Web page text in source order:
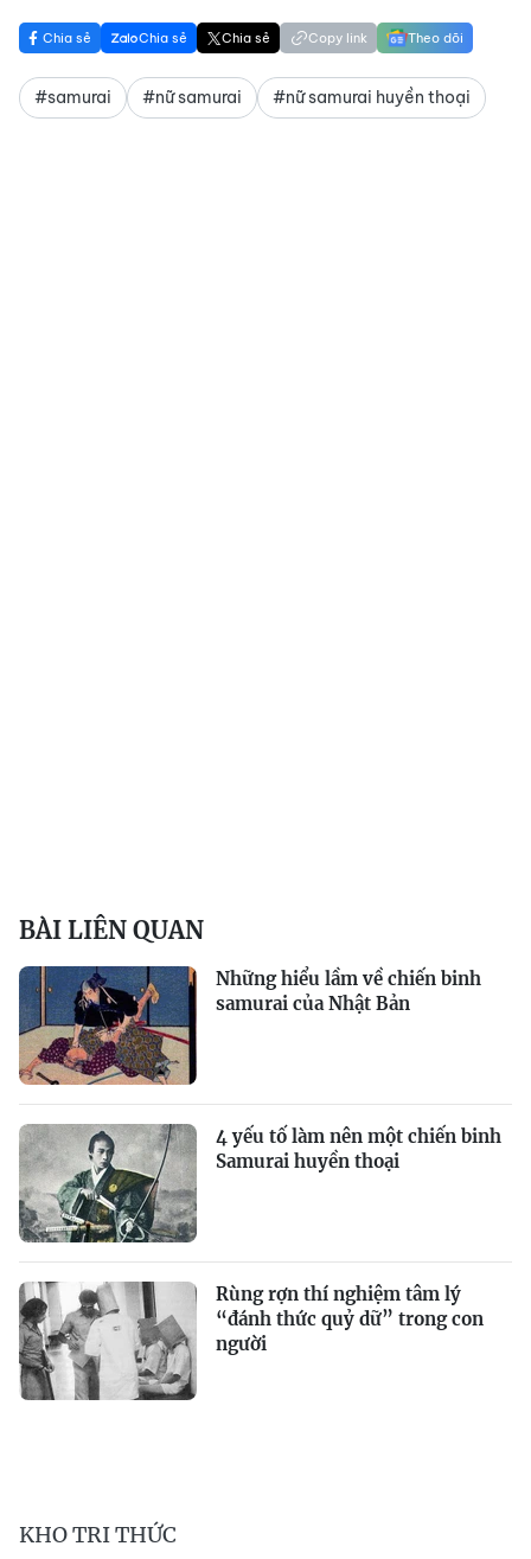
Chia sẻ Chia sẻ Chia sẻ Copy link Theo dõi
#samurai #nữ samurai #nữ samurai huyền thoại
BÀI LIÊN QUAN
Những hiểu lầm về chiến binh
samurai của Nhật Bản
4 yếu tố làm nên một chiến binh
Samurai huyền thoại
Rùng rợn thí nghiệm tâm lý
“đánh thức quỷ dữ” trong con
người
KHO TRI THỨC